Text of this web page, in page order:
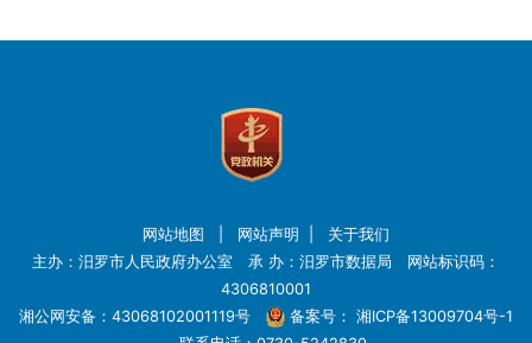
网站地图 网站声明
关于我们
主办：汨罗市人民政府办公室 承 办：汨罗市数据局 网站标识码：
4306810001
湘公网安备：43068102001119号
备案号： 湘ICP备13009704号-1